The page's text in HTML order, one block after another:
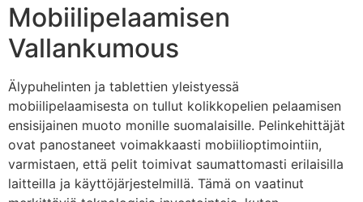
Mobiilipelaamisen
Vallankumous
Älypuhelinten ja tablettien yleistyessä
mobiilipelaamisesta on tullut kolikkopelien pelaamisen
ensisijainen muoto monille suomalaisille. Pelinkehittäjät
ovat panostaneet voimakkaasti mobiilioptimointiin,
varmistaen, että pelit toimivat saumattomasti erilaisilla
laitteilla ja käyttöjärjestelmillä. Tämä on vaatinut